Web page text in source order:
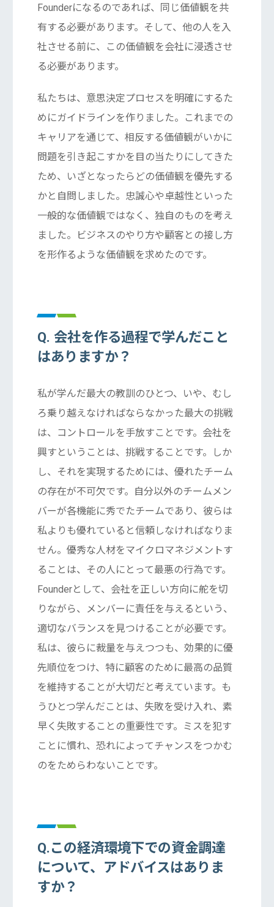
Founderになるのであれば、同じ価値観を共
有する必要があります。そして、他の人を入
社させる前に、この価値観を会社に浸透させ
る必要があります。
私たちは、意思決定プロセスを明確にするた
めにガイドラインを作りました。これまでの
キャリアを通じて、相反する価値観がいかに
問題を引き起こすかを目の当たりにしてきた
ため、いざとなったらどの価値観を優先する
かと自問しました。忠誠心や卓越性といった
一般的な価値観ではなく、独自のものを考え
ました。ビジネスのやり方や顧客との接し方
を形作るような価値観を求めたのです。
Q. 会社を作る過程で学んだこと
はありますか？
私が学んだ最大の教訓のひとつ、いや、むし
ろ乗り越えなければならなかった最大の挑戦
は、コントロールを手放すことです。会社を
興すということは、挑戦することです。しか
し、それを実現するためには、優れたチーム
の存在が不可欠です。自分以外のチームメン
バーが各機能に秀でたチームであり、彼らは
私よりも優れていると信頼しなければなりま
せん。優秀な人材をマイクロマネジメントす
ることは、その人にとって最悪の行為です。
Founderとして、会社を正しい方向に舵を切
りながら、メンバーに責任を与えるという、
適切なバランスを見つけることが必要です。
私は、彼らに裁量を与えつつも、効果的に優
先順位をつけ、特に顧客のために最高の品質
を維持することが大切だと考えています。も
うひとつ学んだことは、失敗を受け入れ、素
早く失敗することの重要性です。ミスを犯す
ことに慣れ、恐れによってチャンスをつかむ
のをためらわないことです。
Q.この経済環境下での資金調達
について、アドバイスはありま
すか？